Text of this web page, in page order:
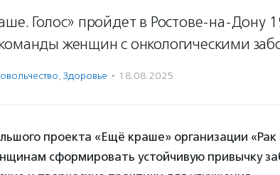
Голос» пройдет в Ростове-на-Дону
женщин с онкологическими
, Здоровье · 18.08.2025
проекта «Ещё краше» организации
сформировать устойчивую привычку